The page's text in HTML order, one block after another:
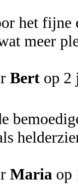
het fijne
meer
Bert op 2
Maria op